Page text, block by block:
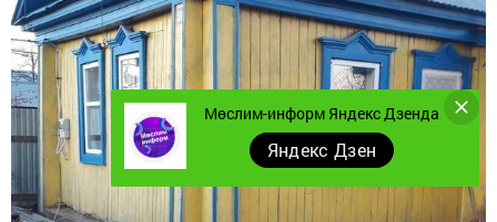
Мөслим-информ Яндекс Дзенда
Яндекс Дзен